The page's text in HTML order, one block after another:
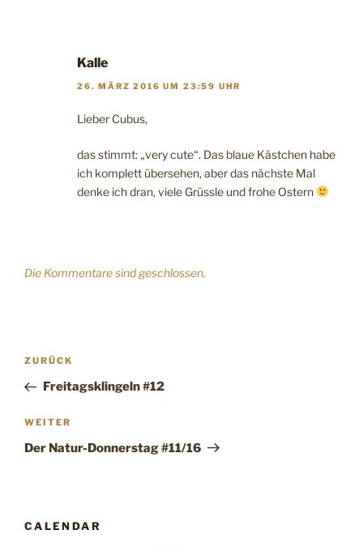
Kalle
26. MÄRZ 2016 UM 23:59 UHR
Lieber Cubus,
das stimmt: „very cute“. Das blaue Kästchen habe
ich komplett übersehen, aber das nächste Mal
denke ich dran, viele Grüssle und frohe Ostern
Die Kommentare sind geschlossen.
Beitragsnavigation
Vorheriger
Beitrag
ZURÜCK
Freitagsklingeln #12
Nächster
Beitrag
WEITER
Der Natur-Donnerstag #11/16
CALENDAR